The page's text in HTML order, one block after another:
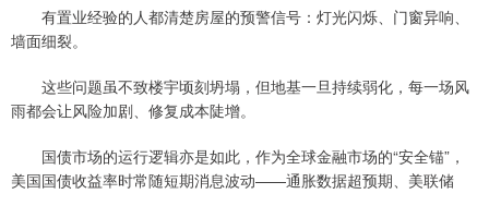
有置业经验的人都清楚房屋的预警信号：灯光闪烁、门窗异响、
墙面细裂。
这些问题虽不致楼宇顷刻坍塌，但地基一旦持续弱化，每一场风
雨都会让风险加剧、修复成本陡增。
国债市场的运行逻辑亦是如此，作为全球金融市场的“安全锚”，
美国国债收益率时常随短期消息波动——通胀数据超预期、美联储